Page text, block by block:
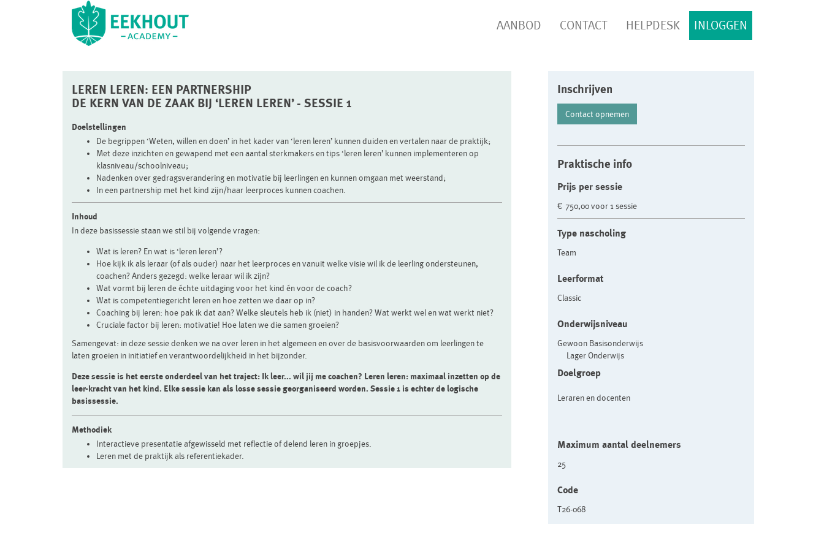
INLOGGEN
AANBOD CONTACT HELPDESK
LEREN LEREN: EEN PARTNERSHIP
DE KERN VAN DE ZAAK BIJ ‘LEREN LEREN’ - SESSIE 1
Doelstellingen
De begrippen ‘Weten, willen en doen’ in het kader van ‘leren leren’ kunnen duiden en vertalen naar de praktijk;
Met deze inzichten en gewapend met een aantal sterkmakers en tips ‘leren leren’ kunnen implementeren op
klasniveau/schoolniveau;
Nadenken over gedragsverandering en motivatie bij leerlingen en kunnen omgaan met weerstand;
In een partnership met het kind zijn/haar leerproces kunnen coachen.
Inhoud
In deze basissessie staan we stil bij volgende vragen:
Wat is leren? En wat is ‘leren leren’?
Hoe kijk ik als leraar (of als ouder) naar het leerproces en vanuit welke visie wil ik de leerling ondersteunen,
coachen? Anders gezegd: welke leraar wil ik zijn?
Wat vormt bij leren de échte uitdaging voor het kind én voor de coach?
Wat is competentiegericht leren en hoe zetten we daar op in?
Coaching bij leren: hoe pak ik dat aan? Welke sleutels heb ik (niet) in handen? Wat werkt wel en wat werkt niet?
Cruciale factor bij leren: motivatie! Hoe laten we die samen groeien?
Samengevat: in deze sessie denken we na over leren in het algemeen en over de basisvoorwaarden om leerlingen te
laten groeien in initiatief en verantwoordelijkheid in het bijzonder.
Deze sessie is het eerste onderdeel van het traject: Ik leer... wil jij me coachen? Leren leren: maximaal inzetten op de
leer-kracht van het kind. Elke sessie kan als losse sessie georganiseerd worden. Sessie 1 is echter de logische
basissessie.
Methodiek
Interactieve presentatie afgewisseld met reflectie of delend leren in groepjes.
Leren met de praktijk als referentiekader.
Inschrijven
Contact opnemen
Praktische info
Prijs per sessie
€ 750,00 voor 1 sessie
Type nascholing
Team
Leerformat
Classic
Onderwijsniveau
Gewoon Basisonderwijs
Lager Onderwijs
Doelgroep
Leraren en docenten
Maximum aantal deelnemers
25
Code
T26-068